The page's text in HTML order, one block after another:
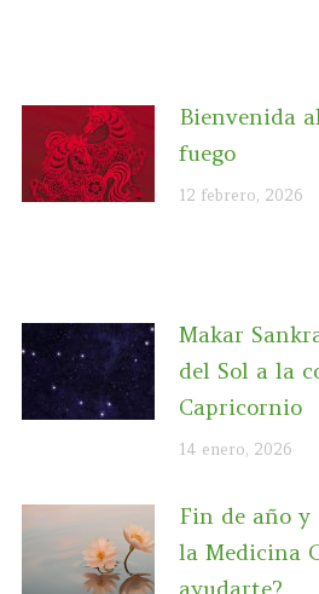
Bienvenida
fuego
12 febrero, 2026
Makar
del Sol a la
Capricornio
14 enero, 2026
Fin de año y
la Medicina
ayudarte?